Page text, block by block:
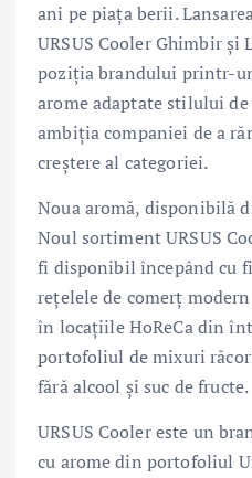
ani pe piața berii.
URSUS Cooler Ghimbir și
poziția brandului printr-
arome adaptate stilului
ambiția companiei de a
creștere al categoriei.
Noua aromă, disponibilă
Noul sortiment URSUS
fi disponibil începând cu
rețelele de comerț
în locațiile HoReCa din
portofoliul de mixuri
fără alcool și suc de fructe.
URSUS Cooler este un
cu arome din portofoliul